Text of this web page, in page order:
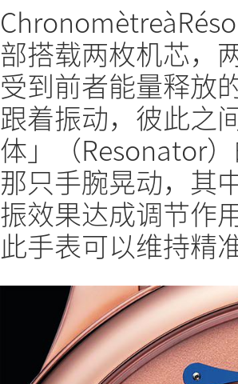
部搭载两枚机芯，
受到前者能量释放
跟着振动，彼此之
体」（Resonator
那只手腕晃动，其
振效果达成调节作
此手表可以维持精